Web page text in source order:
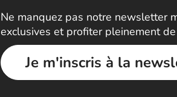
Ne manquez pas notre newsletter
exclusives et profiter pleinement
Je m'inscris à la